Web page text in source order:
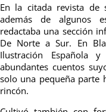
En la citada revista de
además de algunos
redactaba una sección
De Norte a Sur. En
Ilustración Española
abundantes cuentos
solo una pequeña parte
rincón.